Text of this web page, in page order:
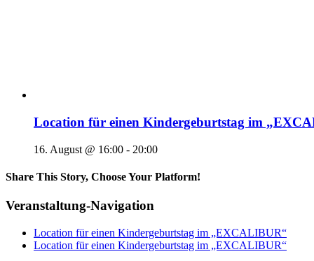
Location für einen Kindergeburtstag im
16. August @ 16:00 - 20:00
Share This Story, Choose Your Platform!
Veranstaltung-Navigation
Location für einen Kindergeburtstag im „EXCALIBUR“
Location für einen Kindergeburtstag im „EXCALIBUR“